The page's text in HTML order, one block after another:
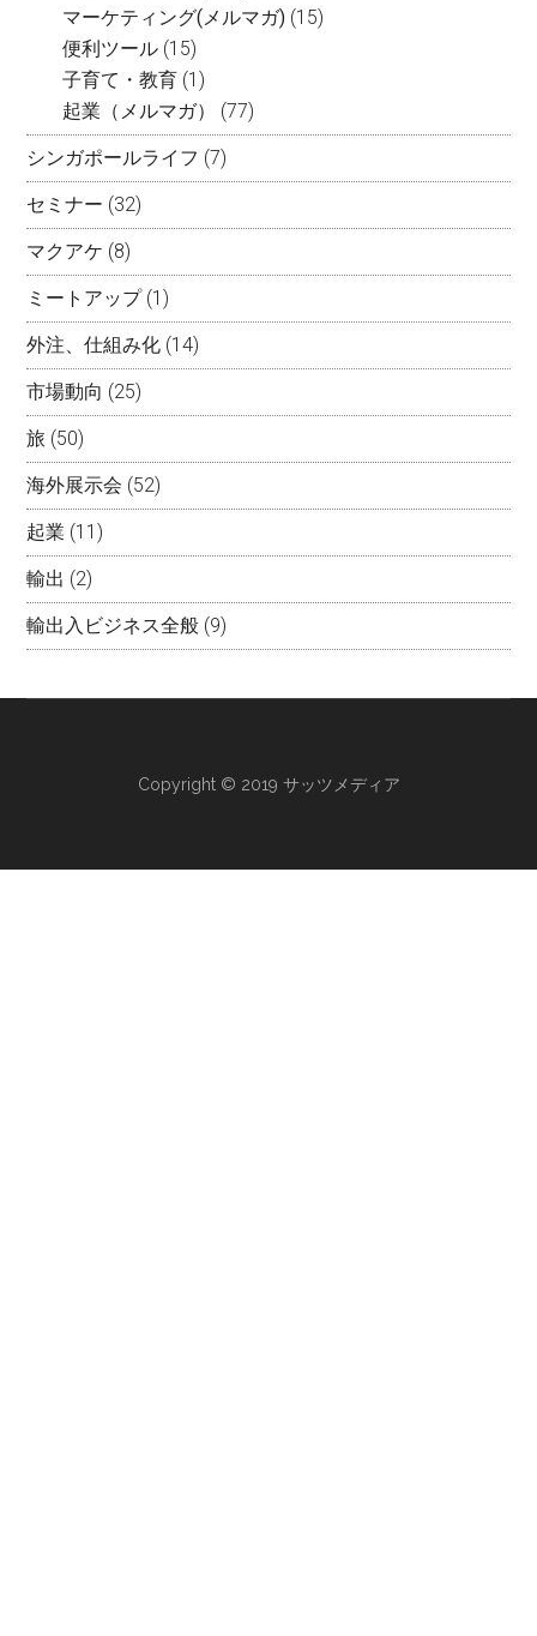
マーケティング(メルマガ) (15)
便利ツール (15)
子育て・教育 (1)
起業（メルマガ）
(77)
シンガポールライフ (7)
セミナー (32)
マクアケ (8)
ミートアップ(1)
外注、仕組み化 (14)
市場動向 (25)
旅 (50)
海外展示会 (52)
起業 (11)
輸出 (2)
輸出入ビジネス全般 (9)
Copyright © 2019 サッツメディア